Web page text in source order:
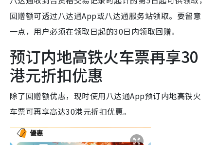
回赠额可透过八达通App或八达通服务站领取。要留意
一点，用户必须在领取日起的30日内领取回赠。
预订内地高铁火车票再享30
港元折扣优惠
除了回赠额优惠，现时使用八达通App预订内地高铁火
车票可再享高达30港元折扣优惠。